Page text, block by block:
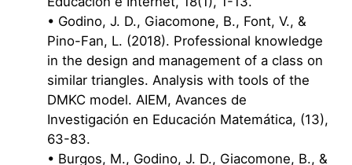
• Godino, J. D., Giacomone, B., Font, V., &
Pino-Fan, L. (2018). Professional knowledge
in the design and management of a class on
similar triangles. Analysis with tools of the
DMKC model. AIEM, Avances de
Investigación en Educación Matemática, (13),
63-83.
• Burgos, M., Godino, J. D., Giacomone, B., &